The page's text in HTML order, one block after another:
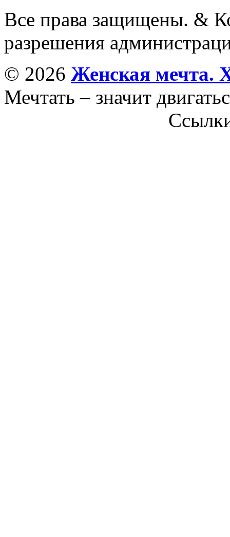
Все права защищены. &
разрешения
© 2026 Женская мечта.
Мечтать – значит